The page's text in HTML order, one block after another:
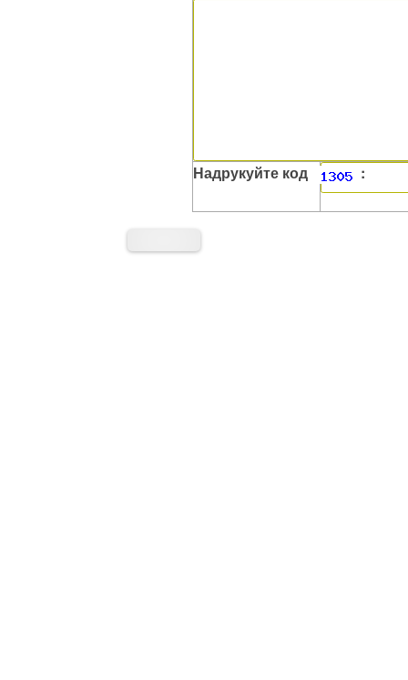
Надрукуйте код :